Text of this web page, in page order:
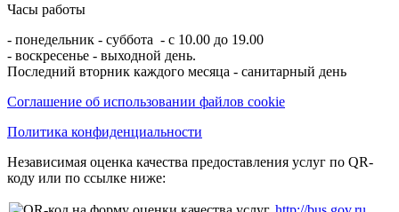
Часы работы
- понедельник - суббота - с 10.00 до 19.00
- воскресенье - выходной день.
Последний вторник каждого месяца - санитарный день
Соглашение об использовании файлов cookie
Политика конфиденциальности
Независимая оценка качества предоставления услуг по QR-
коду или по ссылке ниже: